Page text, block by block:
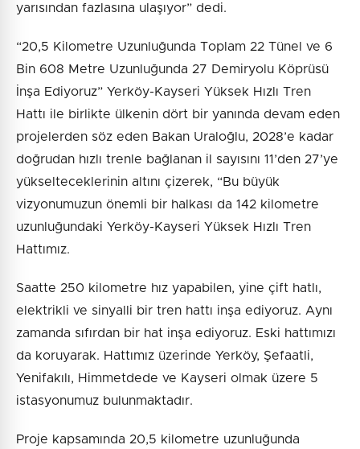
yarısından fazlasına ulaşıyor” dedi.
“20,5 Kilometre Uzunluğunda Toplam 22 Tünel ve 6
Bin 608 Metre Uzunluğunda 27 Demiryolu Köprüsü
İnşa Ediyoruz” Yerköy-Kayseri Yüksek Hızlı Tren
Hattı ile birlikte ülkenin dört bir yanında devam eden
projelerden söz eden Bakan Uraloğlu, 2028’e kadar
doğrudan hızlı trenle bağlanan il sayısını 11’den 27’ye
yükselteceklerinin altını çizerek, “Bu büyük
vizyonumuzun önemli bir halkası da 142 kilometre
uzunluğundaki Yerköy-Kayseri Yüksek Hızlı Tren
Hattımız.
Saatte 250 kilometre hız yapabilen, yine çift hatlı,
elektrikli ve sinyalli bir tren hattı inşa ediyoruz. Aynı
zamanda sıfırdan bir hat inşa ediyoruz. Eski hattımızı
da koruyarak. Hattımız üzerinde Yerköy, Şefaatli,
Yenifakılı, Himmetdede ve Kayseri olmak üzere 5
istasyonumuz bulunmaktadır.
Proje kapsamında 20,5 kilometre uzunluğunda